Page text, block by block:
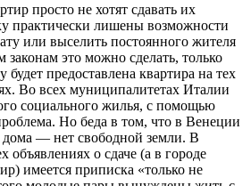
просто не хотят сдавать их
практически лишены возможности
или выселить постоянного жителя
законам это можно сделать, только
предоставлена квартира на тех
Во всех муниципалитетах Италии
социального жилья, с помощью
Но беда в том, что в Венеции
дома — нет свободной земли. В
объявлениях о сдаче (а в городе
имеется приписка «только не